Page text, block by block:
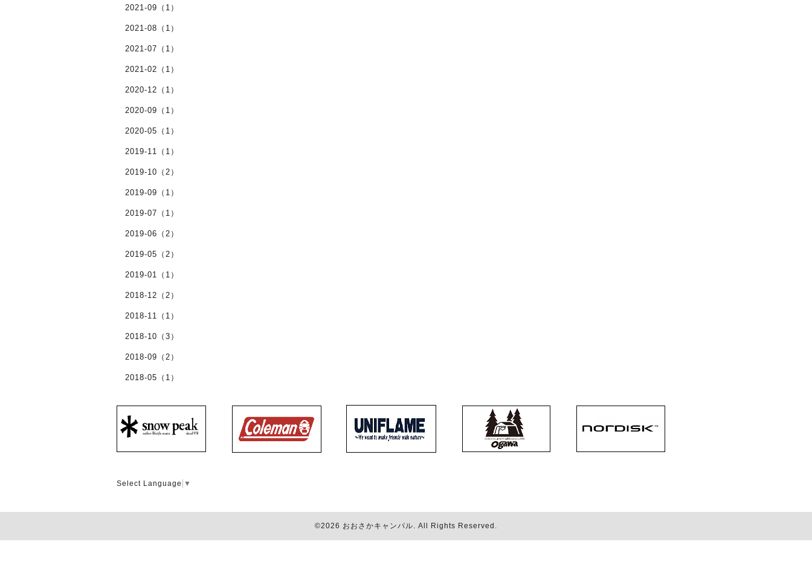
2021-09（1）
2021-08（1）
2021-07（1）
2021-02（1）
2020-12（1）
2020-09（1）
2020-05（1）
2019-11（1）
2019-10（2）
2019-09（1）
2019-07（1）
2019-06（2）
2019-05（2）
2019-01（1）
2018-12（2）
2018-11（1）
2018-10（3）
2018-09（2）
2018-05（1）
Select Language ▼
©2026 おおさかキャンパル. All Rights Reserved.